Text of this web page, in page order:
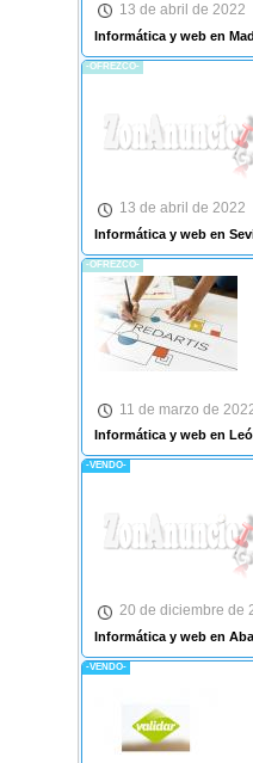
13 de abril de 2022
Informática y web en
-OFREZCO-
13 de abril de 2022
Informática y web en
-OFREZCO-
11 de marzo de
Informática y web en
-VENDO-
20 de diciembre de
Informática y web en
-VENDO-